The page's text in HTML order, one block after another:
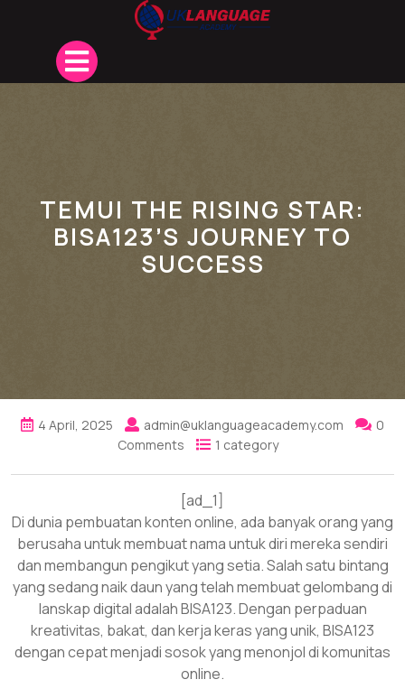
Open
TEMUI THE RISING STAR:
BISA123’S JOURNEY TO
SUCCESS
4 April, 2025 admin@uklanguageacademy.com
0
Comments
1 category
[ad_1]
Di dunia pembuatan konten online, ada banyak orang yang
berusaha untuk membuat nama untuk diri mereka sendiri
dan membangun pengikut yang setia. Salah satu bintang
yang sedang naik daun yang telah membuat gelombang di
lanskap digital adalah BISA123. Dengan perpaduan
kreativitas, bakat, dan kerja keras yang unik, BISA123
dengan cepat menjadi sosok yang menonjol di komunitas
online.